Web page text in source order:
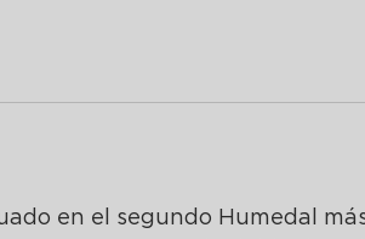
en el segundo Humedal